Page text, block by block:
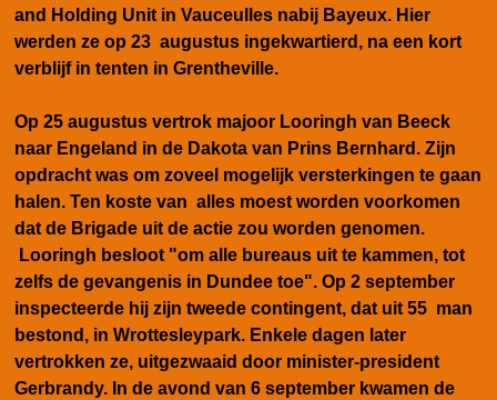
and Holding Unit in Vauceulles nabij Bayeux. Hier
werden ze op 23 augustus ingekwartierd, na een kort
verblijf in tenten in Grentheville.
Op 25 augustus vertrok majoor Looringh van Beeck
naar Engeland in de Dakota van Prins Bernhard. Zijn
opdracht was om zoveel mogelijk versterkingen te gaan
halen. Ten koste van alles moest worden voorkomen
dat de Brigade uit de actie zou worden genomen.
Looringh besloot "om alle bureaus uit te kammen, tot
zelfs de gevangenis in Dundee toe". Op 2 september
inspecteerde hij zijn tweede contingent, dat uit 55 man
bestond, in Wrottesleypark. Enkele dagen later
vertrokken ze, uitgezwaaid door minister-president
Gerbrandy. In de avond van 6 september kwamen de